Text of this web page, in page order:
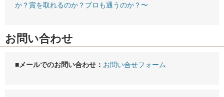
か？賞を取れるのか？プロも通うのか？〜
お問い合わせ
■メールでのお問い合わせ： お問い合せフォーム